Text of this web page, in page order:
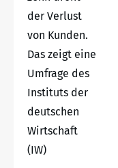
der Verlust
von Kunden.
Das zeigt eine
Umfrage des
Instituts der
deutschen
Wirtschaft
(IW)